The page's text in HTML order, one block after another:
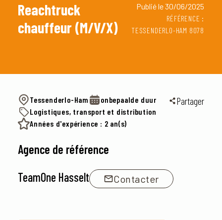
Reachtruck
chauffeur (M/V/X)
Publié le 30/06/2025
RÉFÉRENCE :
TESSENDERLO-HAM 8078
Tessenderlo-Ham
onbepaalde duur
Logistiques, transport et distribution
Années d'expérience : 2 an(s)
Partager
Agence de référence
TeamOne Hasselt
Contacter